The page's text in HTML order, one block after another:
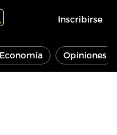
Inscribirse
Economía Opiniones